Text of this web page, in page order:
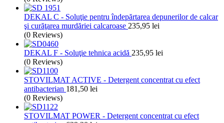
DEKAL C - Soluţie pentru îndepărtarea depunerilor de calcar
şi curăţarea murdăriei calcaroase 235,95 lei
(0 Reviews)
DEKAL F - Soluţie tehnica acidă 235,95 lei
(0 Reviews)
STOVILMAT ACTIVE - Detergent concentrat cu efect
antibacterian 181,50 lei
(0 Reviews)
STOVILMAT POWER - Detergent concentrat cu efect